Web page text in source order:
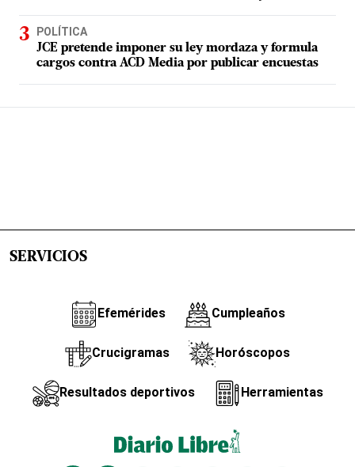
POLÍTICA
JCE pretende imponer su ley mordaza y formula
cargos contra ACD Media por publicar encuestas
SERVICIOS
Efemérides Cumpleaños
Crucigramas Horóscopos
Resultados deportivos Herramientas